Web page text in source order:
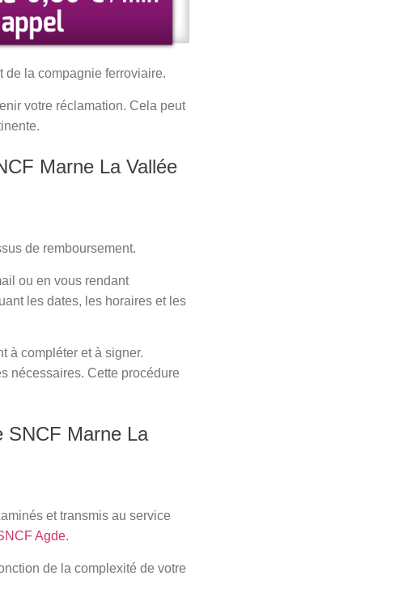
de la compagnie ferroviaire.
votre réclamation. Cela peut
Marne La Vallée
de remboursement.
ou en vous rendant
les dates, les horaires et les
à compléter et à signer.
nécessaires. Cette procédure
SNCF Marne La
et transmis au service
Agde.
de la complexité de votre